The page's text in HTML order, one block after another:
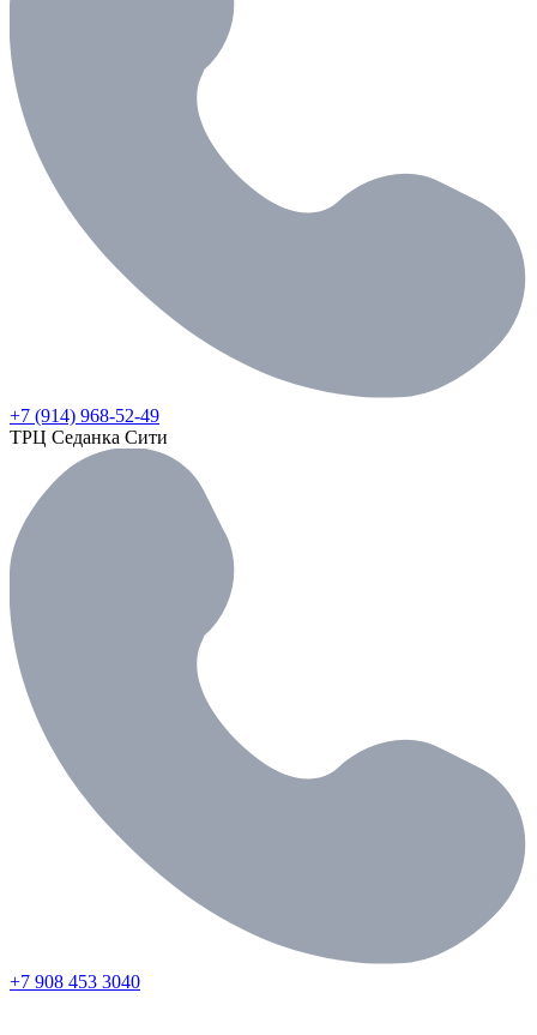
+7 (914) 968-52-49
ТРЦ Седанка Сити
+7 908 453 3040